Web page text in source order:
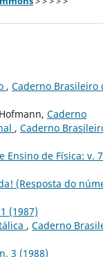
, Caderno Brasileiro
Caderno
, Caderno
Ensino de Física: v.
(Resposta do
(1987)
, Caderno
3 (1988)